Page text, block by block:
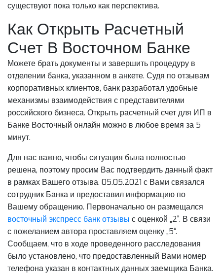
существуют пока только как перспектива.
Как Открыть Расчетный
Счет В Восточном Банке
Можете брать документы и завершить процедуру в
отделении банка, указанном в анкете. Судя по отзывам
корпоративных клиентов, банк разработал удобные
механизмы взаимодействия с представителями
российского бизнеса. Открыть расчетный счет для ИП в
Банке Восточный онлайн можно в любое время за 5
минут.
Для нас важно, чтобы ситуация была полностью
решена, поэтому просим Вас подтвердить данный факт
в рамках Вашего отзыва. 05.05.2021 с Вами связался
сотрудник Банка и предоставил информацию по
Вашему обращению. Первоначально он размещался
восточный экспресс банк отзывы с оценкой „2“. В связи
с пожеланием автора проставляем оценку „5“.
Сообщаем, что в ходе проведенного расследования
было установлено, что предоставленный Вами номер
телефона указан в контактных данных заемщика Банка.